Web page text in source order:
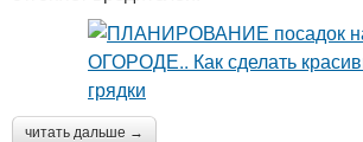
читать дальше →